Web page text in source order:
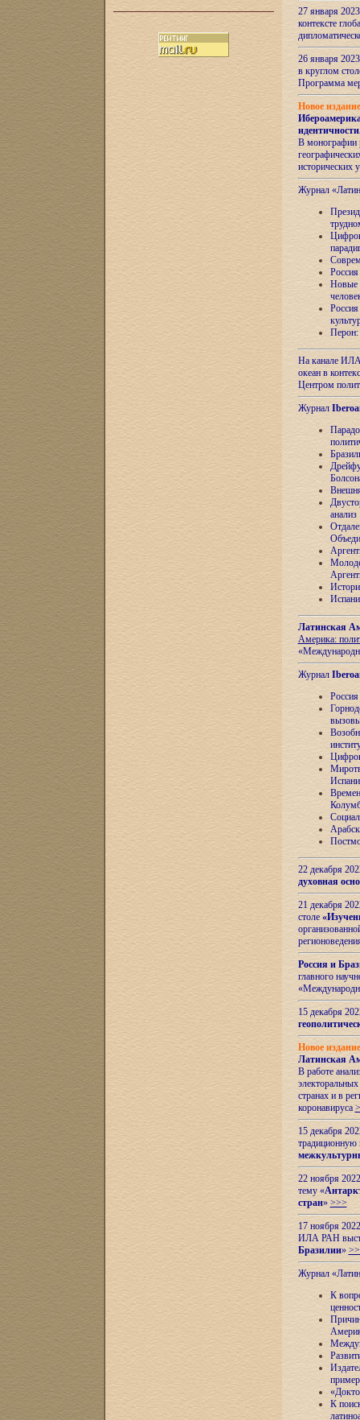
27 января
контексте
26 января
в круглом
Программа
Новое
идентичности
В монографии
исторических
Журнал
Новые
Перон:
На канале
океан в
Центром
Журнал
анализ
Латинская
Америка:
Журнал
22 декабря
духовная
21 декабря
столе
Россия и
главного
15 декабря
Новое
Латинская
В работе
странах и в
коронавируса
15 декабря
22 ноября
тему «
стран» >>>
17 ноября
ИЛА РАН
Бразилии»
Журнал
К
К